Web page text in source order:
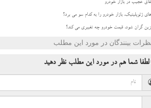
عجیب در بازار خودرو
ژئوپلیتیک، بازار خودرو را به کدام سو می برد؟
گران شود، قیمت خودرو چه تغییری می کند؟
بینندگان در مورد این مطلب
لطفا شما همدر مورد این مطلب نظر دهید